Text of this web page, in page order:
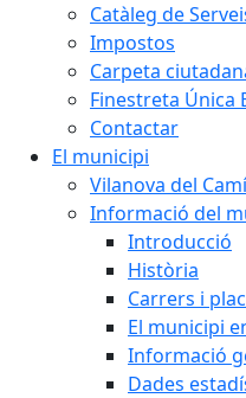
Catàleg de
Impostos
Carpeta
Finestreta Única
Contactar
El municipi
Vilanova del Camí
Informació del
Introducció
Història
Carrers i
El municipi
Informació
Dades